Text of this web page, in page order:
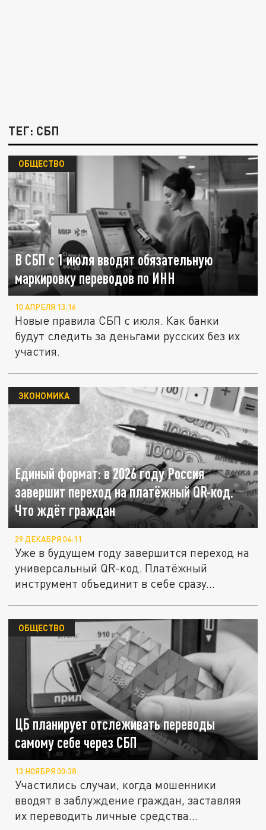
ТЕГ: СБП
В СБП с 1 июля вводят обязательную
маркировку переводов по ИНН
ОБЩЕСТВО
10 АПРЕЛЯ 13:16
Новые правила СБП с июля. Как банки
будут следить за деньгами русских без их
участия.
Единый формат: в 2026 году Россия
завершит переход на платёжный QR-код.
Что ждёт граждан
ЭКОНОМИКА
29 ДЕКАБРЯ 04:11
Уже в будущем году завершится переход на
универсальный QR-код. Платёжный
инструмент объединит в себе сразу...
ЦБ планирует отслеживать переводы
самому себе через СБП
ОБЩЕСТВО
13 НОЯБРЯ 00:38
Участились случаи, когда мошенники
вводят в заблуждение граждан, заставляя
их переводить личные средства...